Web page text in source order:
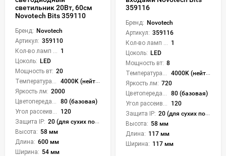
светильник 20Вт, 60см
Novotech Bits 359110
Бренд: Novotech
Артикул: 359110
1
Цоколь: LED
Мощность вт: 20
4000K (нейтральный)
Яркость лм: 2000
80 (базовая)
120
Защита IP: 20 (для сухих пом.)
Высота: 58 мм
Длина: 600 мм
Ширина: 54 мм
359116
Бренд: Novotech
Артикул: 359116
1
Цоколь: LED
Мощность вт: 8
4000K (нейтральный)
Яркость лм: 720
80 (базовая)
120
Защита IP: 20 (для сухих пом.)
Высота: 58 мм
Длина: 117 мм
Ширина: 117 мм